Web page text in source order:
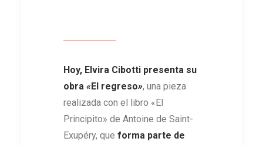
Hoy, Elvira Cibotti presenta su
obra «El regreso», una pieza
realizada con el libro «El
Principito» de Antoine de Saint-
Exupéry, que forma parte de